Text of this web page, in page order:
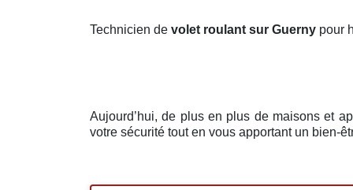
Technicien de volet roulant sur Guerny pour
Aujourd’hui, de plus en plus de maisons et
votre sécurité tout en vous apportant un bien-